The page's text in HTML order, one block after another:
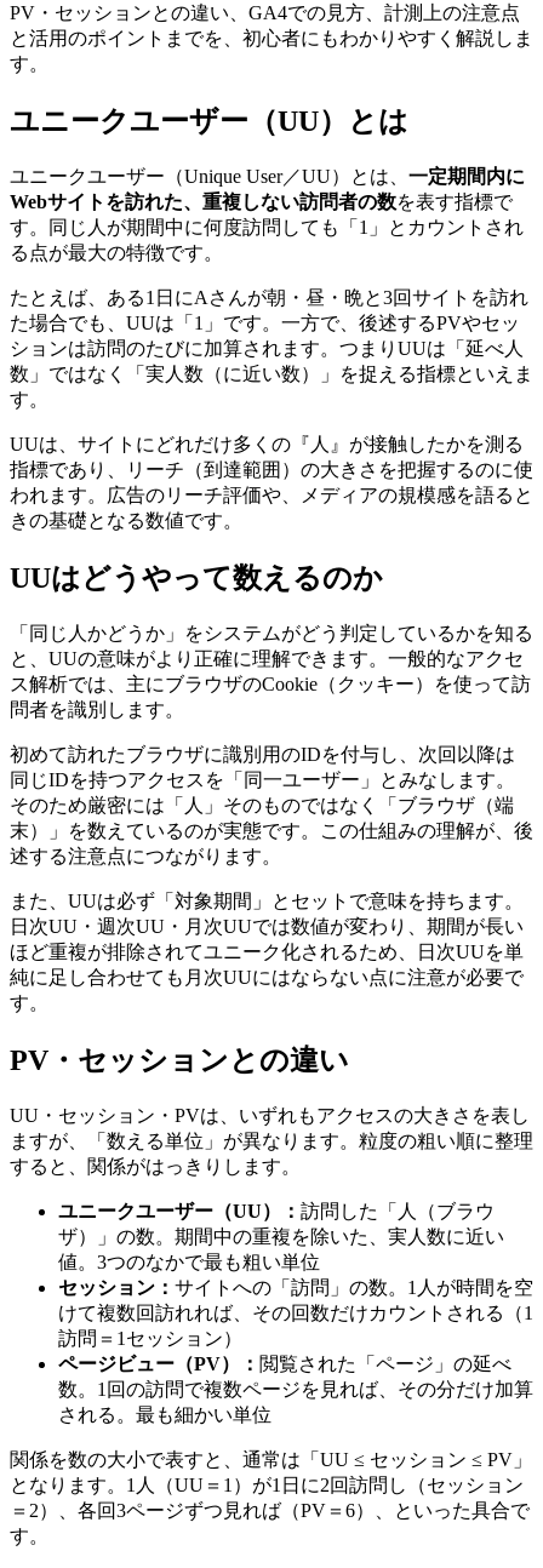
PV・セッションとの違い、GA4での見方、計測上の注意点
と活用のポイントまでを、初心者にもわかりやすく解説しま
す。
ユニークユーザー（UU）とは
ユニークユーザー（Unique User／UU）とは、 一定期間内に
Webサイトを訪れた、重複しない訪問者の数を表す指標で
す。同じ人が期間中に何度訪問しても「1」とカウントされ
る点が最大の特徴です。
たとえば、ある1日にAさんが朝・昼・晩と3回サイトを訪れ
た場合でも、UUは「1」です。一方で、後述するPVやセッ
ションは訪問のたびに加算されます。つまりUUは「延べ人
数」ではなく「実人数（に近い数）」を捉える指標といえま
す。
UUは、サイトにどれだけ多くの『人』が接触したかを測る
指標であり、リーチ（到達範囲）の大きさを把握するのに使
われます。広告のリーチ評価や、メディアの規模感を語ると
きの基礎となる数値です。
UUはどうやって数えるのか
「同じ人かどうか」をシステムがどう判定しているかを知る
と、UUの意味がより正確に理解できます。一般的なアクセ
ス解析では、主にブラウザのCookie（クッキー）を使って訪
問者を識別します。
初めて訪れたブラウザに識別用のIDを付与し、次回以降は
同じIDを持つアクセスを「同一ユーザー」とみなします。
そのため厳密には「人」そのものではなく「ブラウザ（端
末）」を数えているのが実態です。この仕組みの理解が、後
述する注意点につながります。
また、UUは必ず「対象期間」とセットで意味を持ちます。
日次UU・週次UU・月次UUでは数値が変わり、期間が長い
ほど重複が排除されてユニーク化されるため、日次UUを単
純に足し合わせても月次UUにはならない点に注意が必要で
す。
PV・セッションとの違い
UU・セッション・PVは、いずれもアクセスの大きさを表し
ますが、「数える単位」が異なります。粒度の粗い順に整理
すると、関係がはっきりします。
ユニークユーザー（UU）： 訪問した「人（ブラウ
ザ）」の数。期間中の重複を除いた、実人数に近い
値。3つのなかで最も粗い単位
セッション： サイトへの「訪問」の数。1人が時間を空
けて複数回訪れれば、その回数だけカウントされる（1
訪問＝1セッション）
ページビュー（PV）： 閲覧された「ページ」の延べ
数。1回の訪問で複数ページを見れば、その分だけ加算
される。最も細かい単位
関係を数の大小で表すと、通常は「UU ≤ セッション ≤ PV」
となります。1人（UU＝1）が1日に2回訪問し（セッション
＝2）、各回3ページずつ見れば（PV＝6）、といった具合で
す。